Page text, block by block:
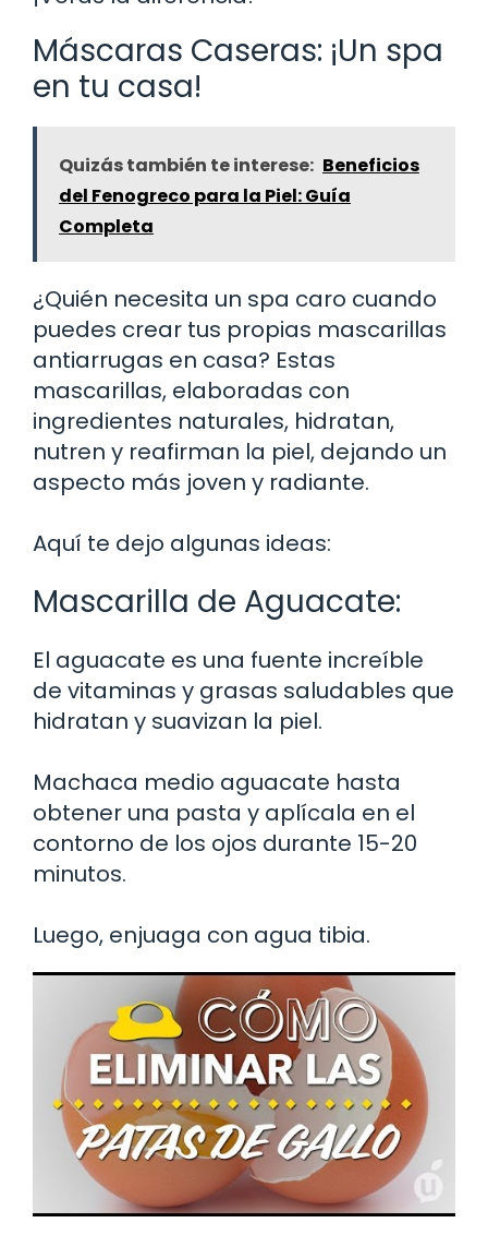
Máscaras Caseras: ¡Un spa
en tu casa!
Quizás también te interese: Beneficios
del Fenogreco para la Piel: Guía
Completa
¿Quién necesita un spa caro cuando
puedes crear tus propias mascarillas
antiarrugas en casa? Estas
mascarillas, elaboradas con
ingredientes naturales, hidratan,
nutren y reafirman la piel, dejando un
aspecto más joven y radiante.
Aquí te dejo algunas ideas:
Mascarilla de Aguacate:
El aguacate es una fuente increíble
de vitaminas y grasas saludables que
hidratan y suavizan la piel.
Machaca medio aguacate hasta
obtener una pasta y aplícala en el
contorno de los ojos durante 15-20
minutos.
Luego, enjuaga con agua tibia.